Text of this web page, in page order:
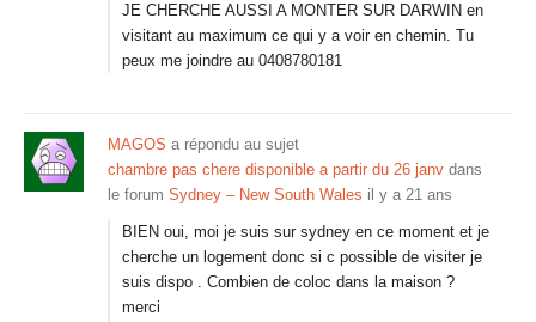
JE CHERCHE AUSSI A MONTER SUR DARWIN en
visitant au maximum ce qui y a voir en chemin. Tu
peux me joindre au 0408780181
MAGOS a répondu au sujet
chambre pas chere disponible a partir du 26 janv dans
le forum Sydney – New South Wales il y a 21 ans
BIEN oui, moi je suis sur sydney en ce moment et je
cherche un logement donc si c possible de visiter je
suis dispo . Combien de coloc dans la maison ?
merci